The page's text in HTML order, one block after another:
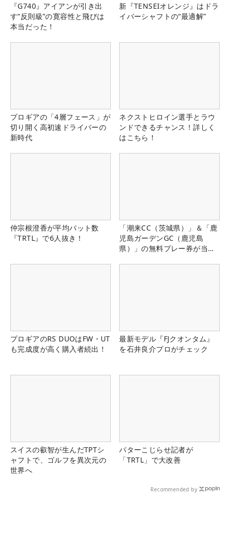
『G740』アイアンが引き出
す“反則級”の寛容性と飛びは
本当だった！
新『TENSEIオレンジ』はドラ
イバーシャフトの“最適解”
プロギアの「4層フェース」が
切り開く高初速ドライバーの
新時代
ネクストヒロイン選手とラウ
ンドできるチャンス！詳しく
はこちら！
仲宗根澄香が平均パット数
『TRTL』で6人抜き！
「潮来CC（茨城県）」＆「鹿
児島ガーデンGC（鹿児島
県）」の無料プレー券が当た
プロギアのRS DUOはFW・UT
も完成度が高く購入者続出！
最新モデル『FJクオンタム』
を石井良介プロがチェック
スイスの叡智が生んだTPTシ
ャフトで、ゴルフを異次元の
世界へ
パターこじらせ記者が
「TRTL」で大改善
Recommended by